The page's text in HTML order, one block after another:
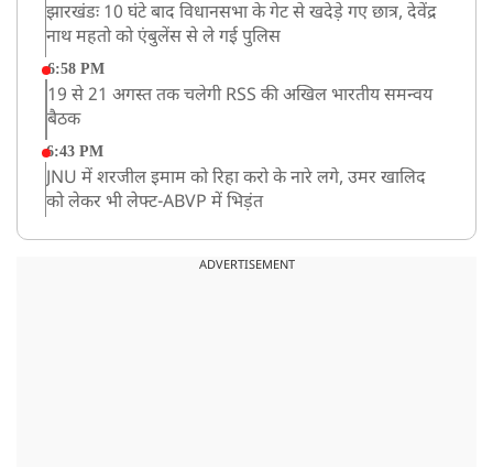
झारखंडः 10 घंटे बाद विधानसभा के गेट से खदेड़े गए छात्र, देवेंद्र
नाथ महतो को एंबुलेंस से ले गई पुलिस
6:58 PM
19 से 21 अगस्त तक चलेगी RSS की अखिल भारतीय समन्वय
बैठक
6:43 PM
JNU में शरजील इमाम को रिहा करो के नारे लगे, उमर खालिद
को लेकर भी लेफ्ट-ABVP में भिड़ंत
रांची में विधानसभा के गेट पर पहुंचे प्रदर्शनकारी छात्र, भारी पुलिस
ADVERTISEMENT